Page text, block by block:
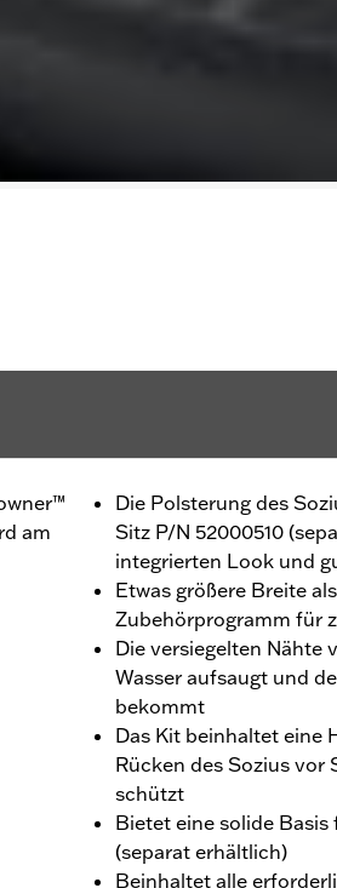
am
Die Polsterung des
Sitz P/N 52000510
integrierten Look und
Etwas größere Breite
Zubehörprogramm für
Die versiegelten Nähte
Wasser aufsaugt und
bekommt
Das Kit beinhaltet eine
Rücken des Sozius vor
schützt
Bietet eine solide
(separat erhältlich)
Beinhaltet alle